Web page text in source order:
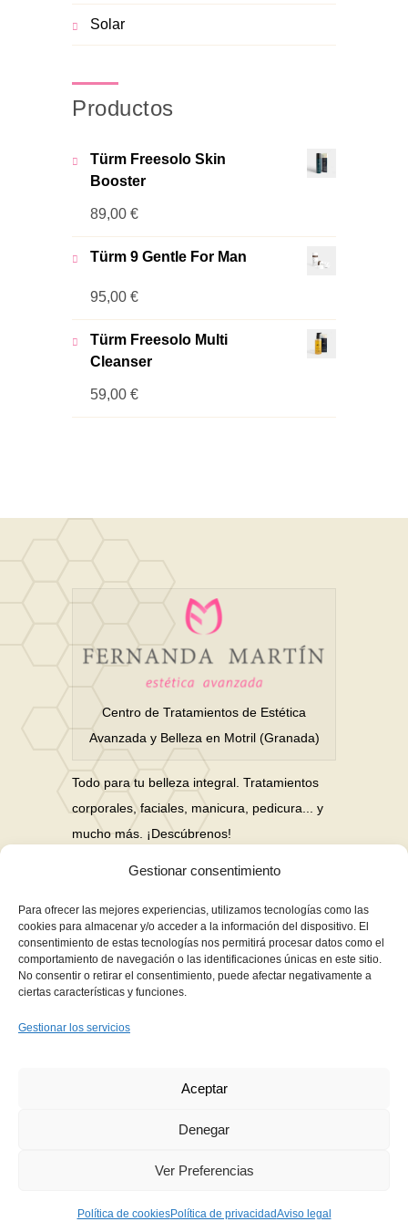
Gestionar consentimiento
Para ofrecer las mejores experiencias, utilizamos tecnologías como las
cookies para almacenar y/o acceder a la información del dispositivo. El
consentimiento de estas tecnologías nos permitirá procesar datos como el
comportamiento de navegación o las identificaciones únicas en este sitio.
No consentir o retirar el consentimiento, puede afectar negativamente a
ciertas características y funciones.
Gestionar los servicios
Aceptar
Denegar
Ver Preferencias
Política de cookiesPolítica de privacidadAviso legal
Solar
Productos
Türm Freesolo Skin
Booster
89,00 €
Türm 9 Gentle For Man
95,00 €
Türm Freesolo Multi
Cleanser
59,00 €
Centro de Tratamientos de Estética
Avanzada y Belleza en Motril (Granada)
Todo para tu belleza integral. Tratamientos
corporales, faciales, manicura, pedicura... y
mucho más. ¡Descúbrenos!
Nuestras Redes Sociales
Financiación en hasta 3 años sin intereses
Aviso Legal
Política de Cookies
Avanzada. Todos los Derechos Reservados